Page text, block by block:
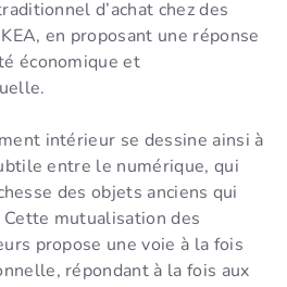
d’achat chez des
en proposant une réponse
économique et
intérieur se dessine ainsi à
entre le numérique, qui
des objets anciens qui
mutualisation des
propose une voie à la fois
répondant à la fois aux